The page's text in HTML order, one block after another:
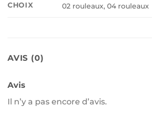
CHOIX 02 rouleaux, 04 rouleaux
AVIS (0)
Avis
Il n’y a pas encore d’avis.